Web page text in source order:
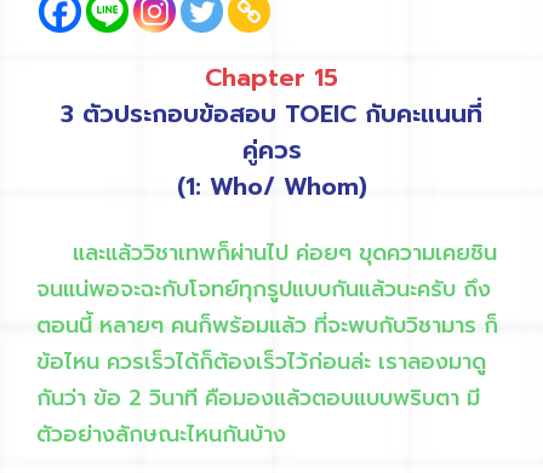
Chapter 15
3 ตัวประกอบข้อสอบ TOEIC กับคะแนนที่
คู่ควร
(1: Who/ Whom)
และแล้ววิชาเทพก็ผ่านไป ค่อยๆ ขุดความเคยชิน
จนแน่พอจะฉะกับโจทย์ทุกรูปแบบกันแล้วนะครับ ถึง
ตอนนี้ หลายๆ คนก็พร้อมแล้ว ที่จะพบกับวิชามาร ก็
ข้อไหน ควรเร็วได้ก็ต้องเร็วไว้ก่อนล่ะ เราลองมาดู
กันว่า ข้อ 2 วินาที คือมองแล้วตอบแบบพริบตา มี
ตัวอย่างลักษณะไหนกันบ้าง